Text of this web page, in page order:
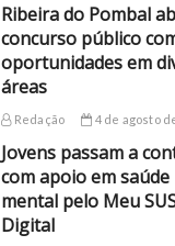
Ribeira do Pombal
concurso público
oportunidades em
áreas
Redação 4 de agosto
Jovens passam a
com apoio em saúde
mental pelo Meu
Digital